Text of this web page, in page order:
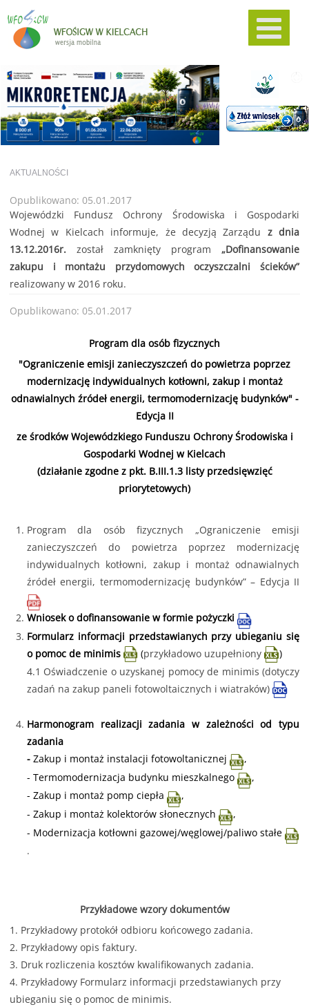
AKTUALNOŚCI
Opublikowano: 05.01.2017
Wojewódzki Fundusz Ochrony Środowiska i Gospodarki
Wodnej w Kielcach informuje, że decyzją Zarządu z dnia
13.12.2016r.został zamknięty program„Dofinansowanie
zakupu i montażu przydomowych oczyszczalni ścieków”
realizowany w 2016 roku.
Opublikowano: 05.01.2017
Program dla osób fizycznych
"Ograniczenie emisji zanieczyszczeń do powietrza poprzez
modernizację indywidualnych kotłowni, zakup i montaż
odnawialnych źródeł energii, termomodernizację budynków" -
Edycja II
ze środków Wojewódzkiego Funduszu Ochrony Środowiska i
Gospodarki Wodnej w Kielcach
(działanie zgodne z pkt. B.III.1.3 listy przedsięwzięć
priorytetowych)
Program dla osób fizycznych „Ograniczenie emisji
zanieczyszczeń do powietrza poprzez modernizację
indywidualnych kotłowni, zakup i montaż odnawialnych
źródeł energii, termomodernizację budynków” – Edycja II
Wniosek o dofinansowanie w formie pożyczki
Formularz informacji przedstawianych przy ubieganiu się
o pomoc de minimis
(przykładowo uzupełniony
)
4.1 Oświadczenie o uzyskanej pomocy de minimis (dotyczy
zadań na zakup paneli fotowoltaicznych i wiatraków)
Harmonogram realizacji zadania w zależności od typu
zadania
- Zakup i montaż instalacji fotowoltanicznej
,
- Termomodernizacja budynku mieszkalnego
,
- Zakup i montaż pomp ciepła
,
- Zakup i montaż kolektorów słonecznych
,
- Modernizacja kotłowni gazowej/węglowej/paliwo stałe
.
Przykładowe wzory dokumentów
1. Przykładowy protokół odbioru końcowego zadania.
2. Przykładowy opis faktury.
3. Druk rozliczenia kosztów kwalifikowanych zadania.
4. Przykładowy Formularz informacji przedstawianych przy
ubieganiu się o pomoc de minimis.